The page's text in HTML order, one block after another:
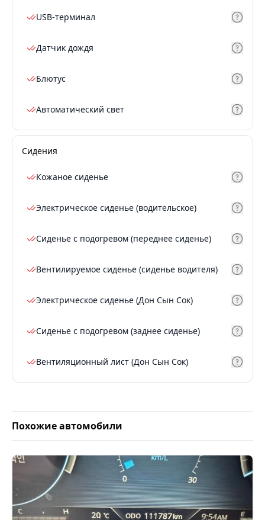
USB-терминал
Датчик дождя
Блютус
Автоматический свет
Сидения
Кожаное сиденье
Электрическое сиденье (водительское)
Сиденье с подогревом (переднее сиденье)
Вентилируемое сиденье (сиденье водителя)
Электрическое сиденье (Дон Сын Сок)
Сиденье с подогревом (заднее сиденье)
Вентиляционный лист (Дон Сын Сок)
Похожие автомобили